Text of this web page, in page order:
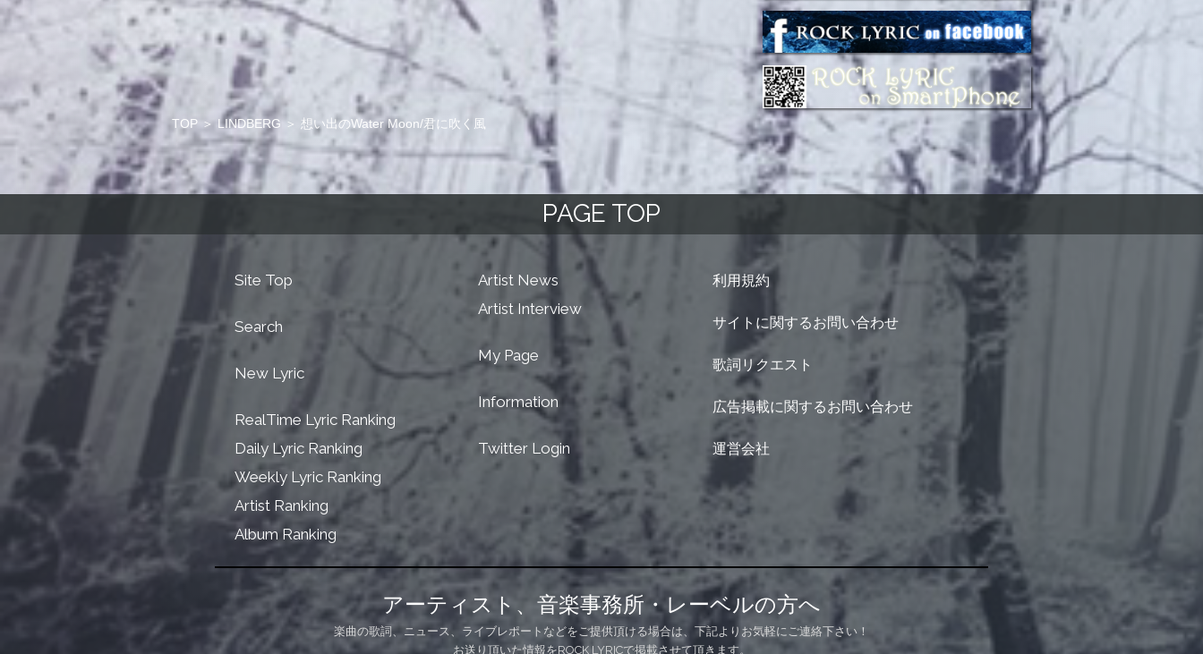
TOP ＞ LINDBERG ＞ 想い出のWater Moon/君に吹く風
PAGE TOP
Site Top
Search
New Lyric
RealTime Lyric Ranking
Daily Lyric Ranking
Weekly Lyric Ranking
Artist Ranking
Album Ranking
Artist News
Artist Interview
My Page
Information
Twitter Login
利用規約
サイトに関するお問い合わせ
歌詞リクエスト
広告掲載に関するお問い合わせ
運営会社
アーティスト、音楽事務所・レーベルの方へ
楽曲の歌詞、ニュース、ライブレポートなどをご提供頂ける場合は、下記よりお気軽にご連絡下さい！
お送り頂いた情報をROCK LYRICで掲載させて頂きます。